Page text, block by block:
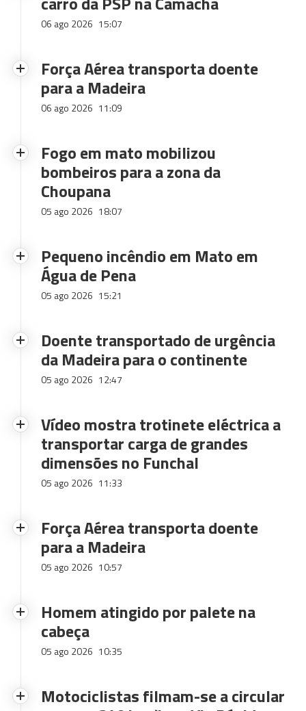
06 ago 2026 15:07
Força Aérea transporta doente
para a Madeira
06 ago 2026 11:09
Fogo em mato mobilizou
bombeiros para a zona da
Choupana
05 ago 2026 18:07
Pequeno incêndio em Mato em
Água de Pena
05 ago 2026 15:21
Doente transportado de urgência
da Madeira para o continente
05 ago 2026 12:47
Vídeo mostra trotinete eléctrica a
transportar carga de grandes
dimensões no Funchal
05 ago 2026 11:33
Força Aérea transporta doente
para a Madeira
05 ago 2026 10:57
Homem atingido por palete na
cabeça
05 ago 2026 10:35
Motociclistas filmam-se a circular